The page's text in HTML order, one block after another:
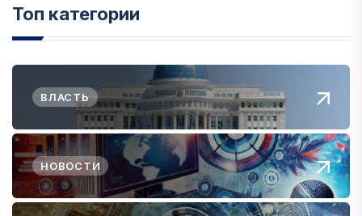
Топ категории
ВЛАСТЬ
НОВОСТИ